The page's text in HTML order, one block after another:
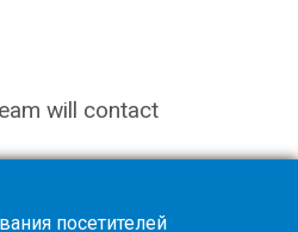
will contact
посетителей